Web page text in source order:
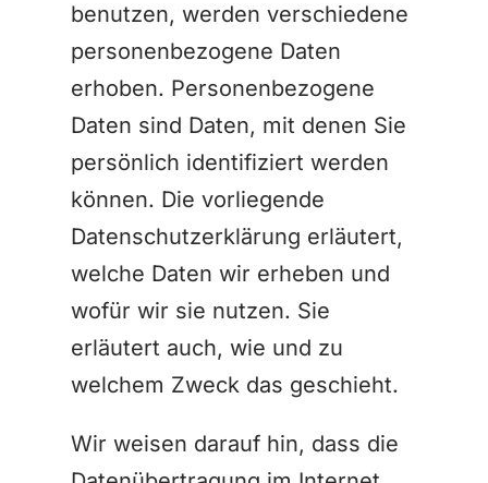
benutzen, werden verschiedene
personenbezogene Daten
erhoben. Personenbezogene
Daten sind Daten, mit denen Sie
persönlich identifiziert werden
können. Die vorliegende
Datenschutzerklärung erläutert,
welche Daten wir erheben und
wofür wir sie nutzen. Sie
erläutert auch, wie und zu
welchem Zweck das geschieht.
Wir weisen darauf hin, dass die